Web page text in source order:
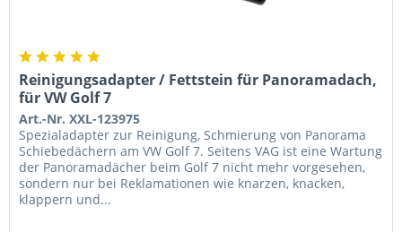
Reinigungsadapter / Fettstein für Panoramadach,
für VW Golf 7
Art.-Nr. XXL-123975
Spezialadapter zur Reinigung, Schmierung von Panorama
Schiebedächern am VW Golf 7. Seitens VAG ist eine Wartung
der Panoramadächer beim Golf 7 nicht mehr vorgesehen,
sondern nur bei Reklamationen wie knarzen, knacken,
klappern und...